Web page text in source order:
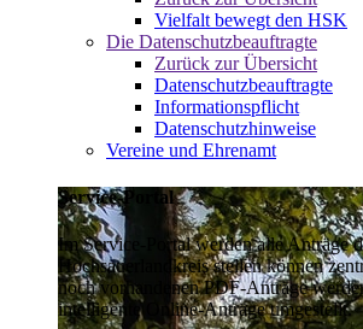
Vielfalt bewegt den HSK
Die Datenschutzbeauftragte
Zurück zur Übersicht
Datenschutzbeauftragte
Informationspflicht
Datenschutzhinweise
Vereine und Ehrenamt
Service-Portal
Im Service-Portal werden alle Anträge
Hochsauerlandkreis stellen können
noch vorhandenen PDF-Anträge
intelligente Online-Anträge umgestellt.